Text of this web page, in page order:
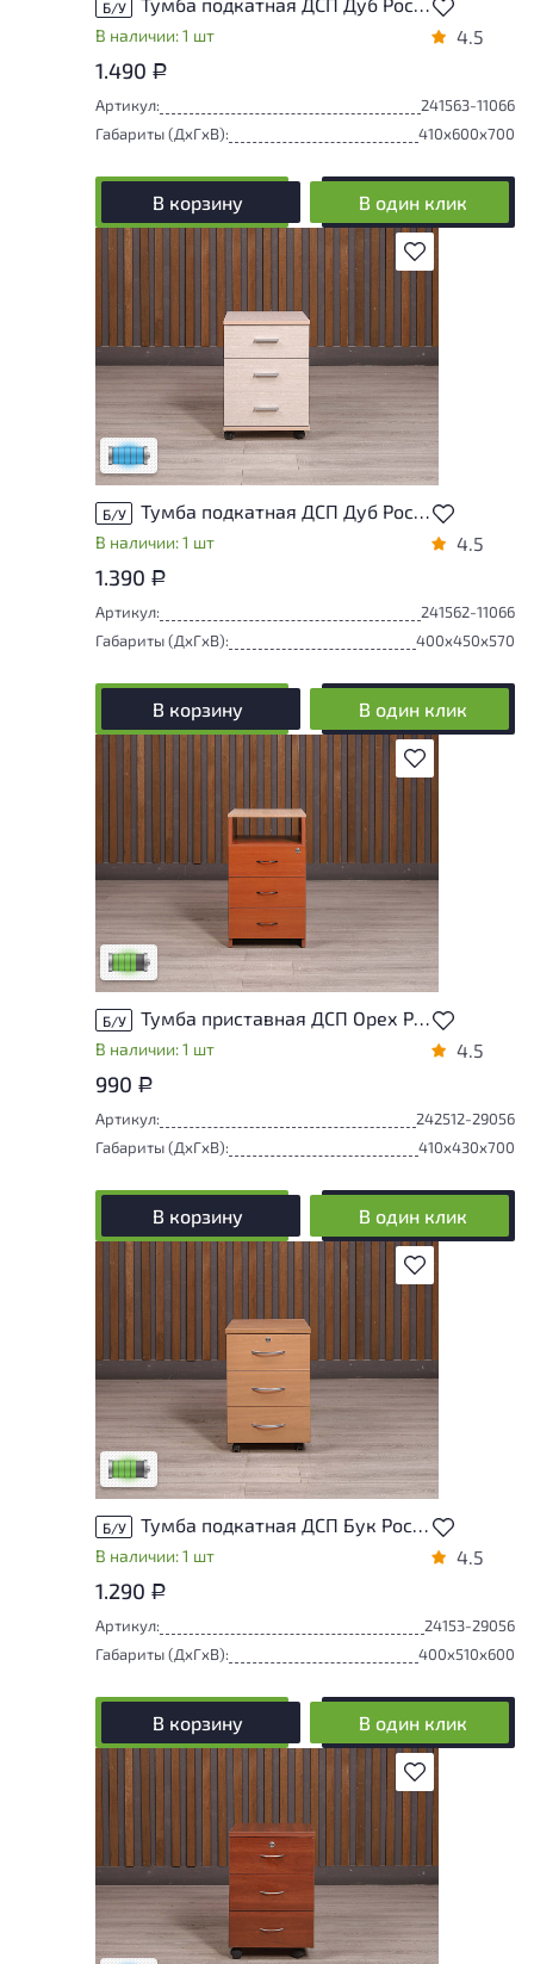
Б/У
В наличии: 1 шт 4.5
1.490 Р
Артикул:
241563-11066
Габариты (ДxГxВ):
410x600x700
В корзину В один клик
В избранное
Состояние товара приближено к новому,
могут присутствовать незначительные
следы эксплуатации
Низкая степень износа
Б/У Тумба подкатная ДСП Дуб Россия
В наличии: 1 шт 4.5
1.390 Р
Артикул:
241562-11066
Габариты (ДxГxВ):
400x450x570
В корзину В один клик
В избранное
У товара присутствуют незначительные
следы эксплуатации, не влияющие на
удобство его использования
Низкая степень износа
Б/У Тумба приставная ДСП Орех Россия
В наличии: 1 шт 4.5
990 Р
Артикул:
242512-29056
Габариты (ДxГxВ):
410x430x700
В корзину В один клик
В избранное
У товара присутствуют незначительные
следы эксплуатации, не влияющие на
удобство его использования
Низкая степень износа
Б/У Тумба подкатная ДСП Бук Россия
В наличии: 1 шт 4.5
1.290 Р
Артикул:
24153-29056
Габариты (ДxГxВ):
400x510x600
В корзину В один клик
В избранное
Состояние товара приближено к новому,
могут присутствовать незначительные
следы эксплуатации